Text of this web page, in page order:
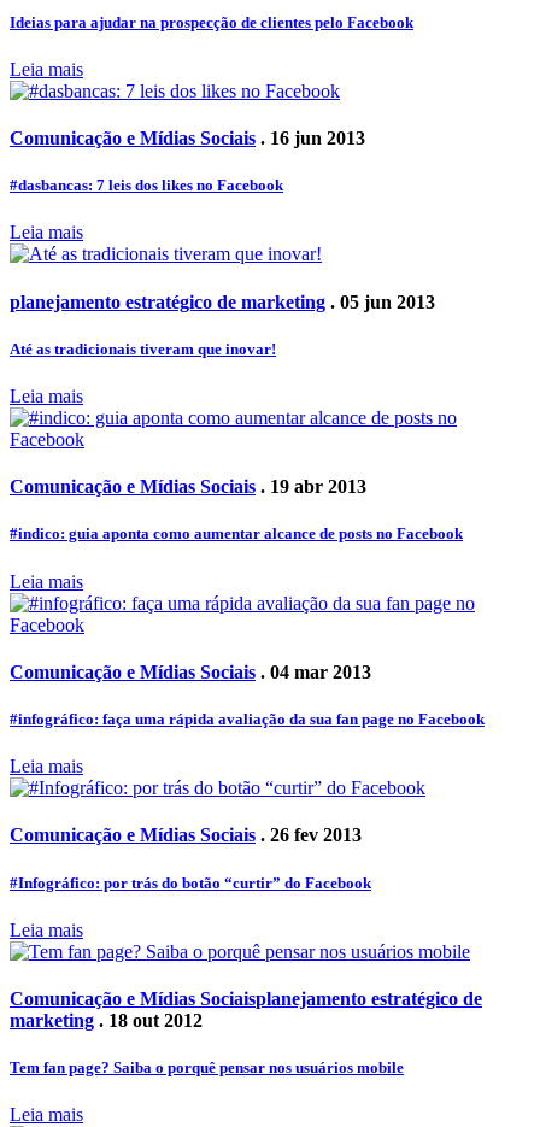
Ideias para ajudar na prospecção de clientes pelo Facebook
Leia mais
Comunicação e Mídias Sociais . 16 jun 2013
#dasbancas: 7 leis dos likes no Facebook
Leia mais
planejamento estratégico de marketing . 05 jun 2013
Até as tradicionais tiveram que inovar!
Leia mais
Comunicação e Mídias Sociais . 19 abr 2013
#indico: guia aponta como aumentar alcance de posts no Facebook
Leia mais
Comunicação e Mídias Sociais . 04 mar 2013
#infográfico: faça uma rápida avaliação da sua fan page no Facebook
Leia mais
Comunicação e Mídias Sociais . 26 fev 2013
#Infográfico: por trás do botão “curtir” do Facebook
Leia mais
Comunicação e Mídias Sociaisplanejamento estratégico de
marketing . 18 out 2012
Tem fan page? Saiba o porquê pensar nos usuários mobile
Leia mais